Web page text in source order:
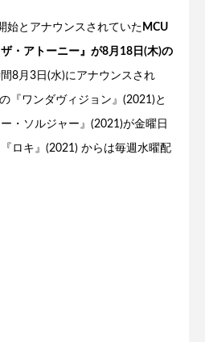
始とアナウンスされていた MCU
・アトーニー』が8月18日(木)の
8月3日(水)にアナウンスされ
『ワンダヴィジョン』(2021)と
・ソルジャー』(2021)が金曜日
ロキ』(2021) からは毎週水曜配